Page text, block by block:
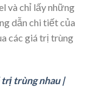
và chỉ lấy những
dẫn chi tiết của
các giá trị trùng
trị trùng nhau |